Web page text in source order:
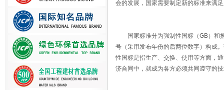
会的发展，国家需要制定新的标准来满
国家标准分为强制性国标（GB）和推
号（采用发布年份的后两位数字）构成
性国标是指生产、交换、使用等方面，
济合同中，就成为各方必须共同遵守的